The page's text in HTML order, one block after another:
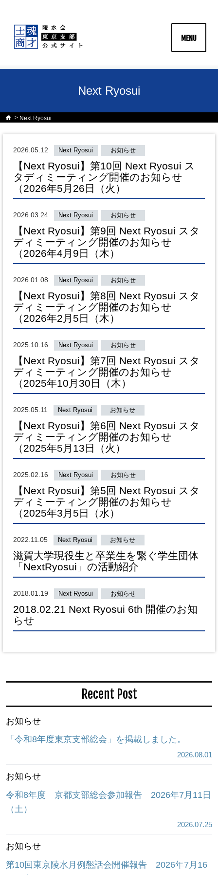
MENU
Next Ryosui
Next Ryosui
2026.05.12 Next Ryosui お知らせ
【Next Ryosui】第10回 Next Ryosui ス
タディミーティング開催のお知らせ
（2026年5月26日（火）
2026.03.24 Next Ryosui お知らせ
【Next Ryosui】第9回 Next Ryosui スタ
ディミーティング開催のお知らせ
（2026年4月9日（木）
2026.01.08 Next Ryosui お知らせ
【Next Ryosui】第8回 Next Ryosui スタ
ディミーティング開催のお知らせ
（2026年2月5日（木）
2025.10.16 Next Ryosui お知らせ
【Next Ryosui】第7回 Next Ryosui スタ
ディミーティング開催のお知らせ
（2025年10月30日（木）
2025.05.11 Next Ryosui お知らせ
【Next Ryosui】第6回 Next Ryosui スタ
ディミーティング開催のお知らせ
（2025年5月13日（火）
2025.02.16 Next Ryosui お知らせ
【Next Ryosui】第5回 Next Ryosui スタ
ディミーティング開催のお知らせ
（2025年3月5日（水）
2022.11.05 Next Ryosui お知らせ
滋賀大学現役生と卒業生を繋ぐ学生団体
「NextRyosui」の活動紹介
2018.01.19 Next Ryosui お知らせ
2018.02.21 Next Ryosui 6th 開催のお知
らせ
Recent Post
お知らせ
「令和8年度東京支部総会」を掲載しました。
2026.08.01
お知らせ
令和8年度 京都支部総会参加報告 2026年7月11日
（土）
2026.07.25
お知らせ
第10回東京陵水月例懇話会開催報告 2026年7月16